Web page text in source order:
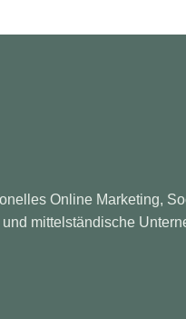
Online Marketing,
mittelständische